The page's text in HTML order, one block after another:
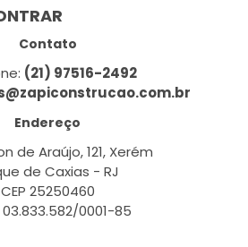
Contato
(21) 97516-2492
Endereço
de Araújo, 121, Xerém
de Caxias - RJ
CEP 25250460
03.833.582/0001-85